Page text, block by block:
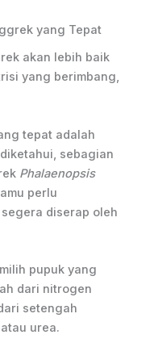
yang Tepat
akan lebih baik
yang berimbang,
tepat adalah
sebagian
Phalaenopsis
perlu
diserap oleh
pupuk yang
dari nitrogen
setengah
urea.